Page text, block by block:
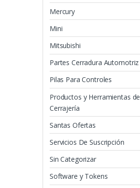
Mercury
Mini
Mitsubishi
Partes Cerradura Automotriz
Pilas Para Controles
Productos y Herramientas de
Cerrajería
Santas Ofertas
Servicios De Suscripción
Sin Categorizar
Software y Tokens